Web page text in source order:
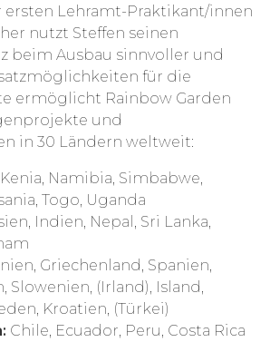
ersten Lehramt-Praktikant/innen
nutzt Steffen seinen
beim Ausbau sinnvoller und
für die
ermöglicht Rainbow Garden
und
in 30 Ländern weltweit:
Kenia, Namibia, Simbabwe,
Togo, Uganda
Indien, Nepal, Sri Lanka,
Griechenland, Spanien,
Slowenien, (Irland), Island,
Kroatien, (Türkei)
Chile, Ecuador, Peru, Costa Rica